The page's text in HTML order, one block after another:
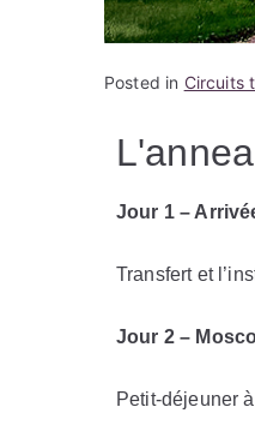
Posted in Circuits
Jour 1 –
Transfert et
Jour 2 –
Petit-déjeuner